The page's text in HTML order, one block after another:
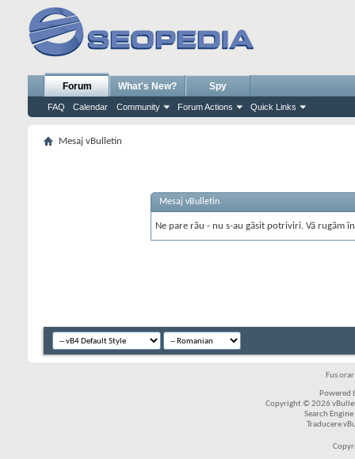
Forum
FAQ Calendar Community Forum Actions Quick Links
What's New? Spy
Mesaj vBulletin
Mesaj vBulletin
Ne pare rău - nu s-au găsit potriviri. Vă rugăm
Fus
Powered
Copyright © 2026
Search
Traducere